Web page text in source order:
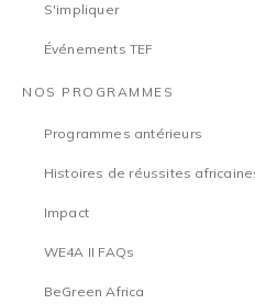
S'impliquer
Événements TEF
NOS PROGRAMMES
Programmes antérieurs
Histoires de réussites
Impact
WE4A II FAQs
BeGreen Africa